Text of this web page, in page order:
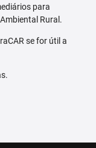
para
Rural.
se for útil a